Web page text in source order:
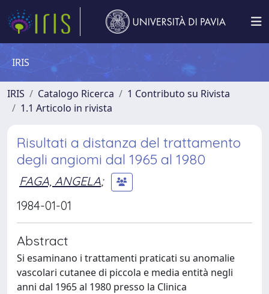
IRIS
IRIS Catalogo Ricerca
1 Contributo su Rivista
1.1 Articolo in rivista
Risultati a distanza del trattamento
degli angiomi dal 1965 al 1980
FAGA, ANGELA;
1984-01-01
Abstract
Si esaminano i trattamenti praticati su anomalie
vascolari cutanee di piccola e media entità negli
anni dal 1965 al 1980 presso la Clinica